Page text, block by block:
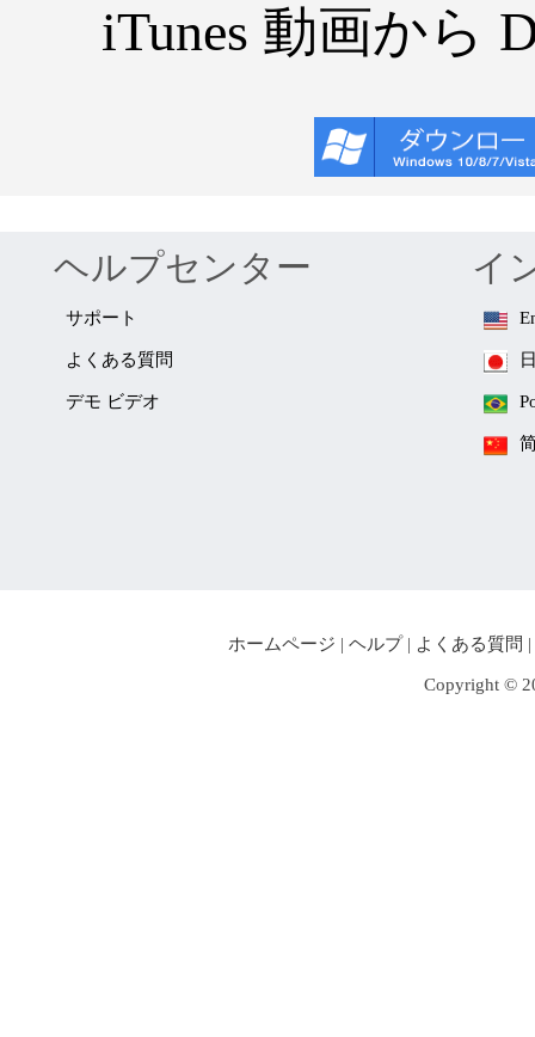
iTunes 動画から
ヘルプセンター
サポート
よくある質問
デモ ビデオ
イ
ホームページ | ヘルプ| よくある質問 |
Copyright ©